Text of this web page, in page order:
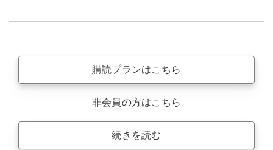
購読プランはこちら
非会員の方はこちら
続きを読む